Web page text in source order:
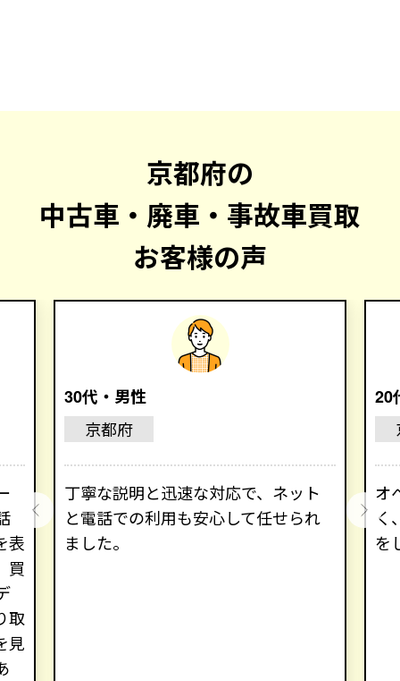
京都府の
中古車・廃車・事故車買取
お客様の声
表
買
取
見
30代・男性
京都府
丁寧な説明と迅速な対応で、ネット
と電話での利用も安心して任せられ
ました。
20
オ
く
を